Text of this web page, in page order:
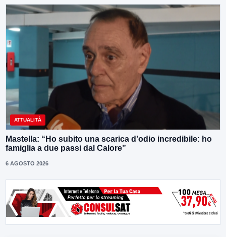
ATTUALITÀ
Mastella: “Ho subito una scarica d’odio incredibile: ho
famiglia a due passi dal Calore”
6 AGOSTO 2026